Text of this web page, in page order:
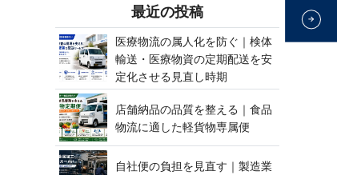
最 近 の 投 稿
医療物流の属人化を防ぐ｜検体
輸送・医療物資の定期配送を安
定化させる見 直 し 時 期
店舗納品の品質を整える｜食品
物流に適した軽貨 物 専 属 便
自社便の負担を見直す｜製造業